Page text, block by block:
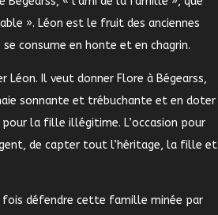
». Léon est le fruit des anciennes
consume en honte et en chagrin.
Léon. Il veut donner Flore à Bégearss,
sonnante et trébuchante et en doter
la fille illégitime. L’occasion pour
de capter tout l’héritage, la fille et
fois défendre cette famille minée par